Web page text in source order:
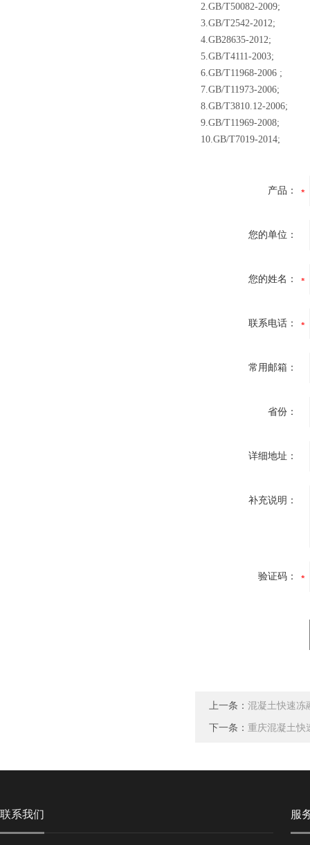
2.GB/T50082-2009;
3.GB/T2542-2012;
4.GB28635-2012;
5.GB/T4111-2003;
6.GB/T11968-2006 ;
7.GB/T11973-2006;
8.GB/T3810.12-2006;
9.GB/T11969-2008;
10.GB/T7019-2014;
产品：
您的单位：
您的姓名：
联系电话：
常用邮箱：
省份：
详细地址：
补充说明：
验证码：
上一条： 混凝土快速冻
下一条： 重庆混凝土快
联系我们 服